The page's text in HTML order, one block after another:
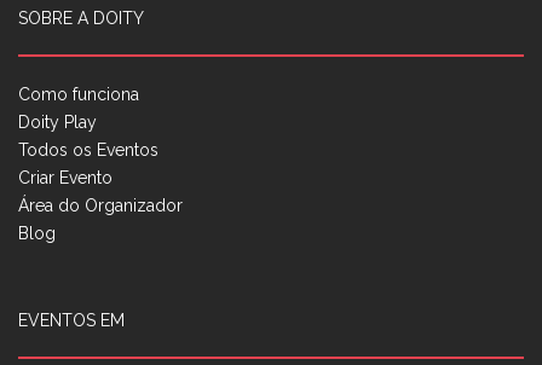
SOBRE A DOITY
Como funciona
Doity Play
Todos os Eventos
Criar Evento
Área do Organizador
Blog
EVENTOS EM